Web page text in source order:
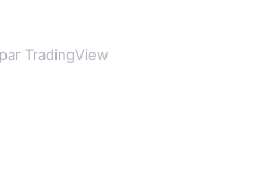
par TradingView